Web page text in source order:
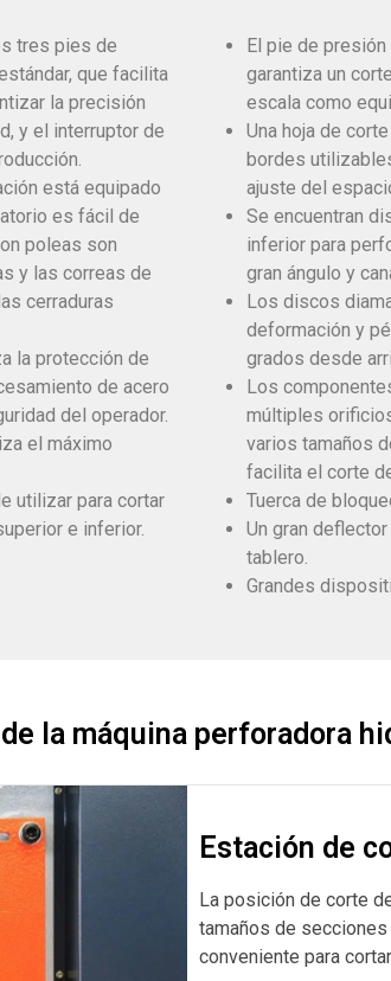
tres pies de
que facilita
la precisión
y el interruptor de
está equipado
es fácil de
poleas son
y las correas de
cerraduras
la protección de
de acero
del operador.
el máximo
utilizar para cortar
e inferior.
El pie de
garantiza un
escala como
Una hoja de
bordes
ajuste del
Se encuentran
inferior para
gran ángulo y
Los discos
deformación y
grados desde
Los
múltiples
varios tamaños
facilita el corte
Tuerca de
Un gran
tablero.
Grandes
la máquina perforadora
Estación de
La posición de corte
tamaños de
conveniente para